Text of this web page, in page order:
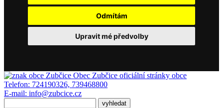
Odmítám
Upravit mé předvolby
Obec Zubčice oficiální stránky obce
Telefon: 724190326, 739468800
E-mail: info@zubcice.cz